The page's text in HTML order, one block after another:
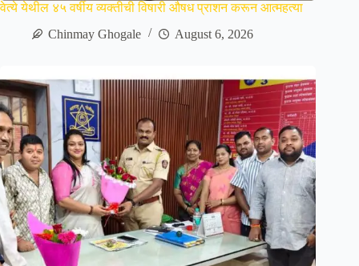
वेत्ये येथील ४५ वर्षीय व्यक्तीची विषारी औषध प्राशन करून आत्महत्या
Chinmay Ghogale
August 6, 2026